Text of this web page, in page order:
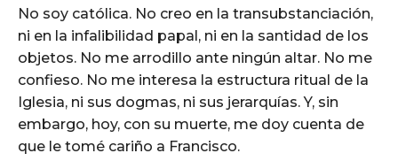
No soy católica. No creo en la transubstanciación,
ni en la infalibilidad papal, ni en la santidad de los
objetos. No me arrodillo ante ningún altar. No me
confieso. No me interesa la estructura ritual de la
Iglesia, ni sus dogmas, ni sus jerarquías. Y, sin
embargo, hoy, con su muerte, me doy cuenta de
que le tomé cariño a Francisco.